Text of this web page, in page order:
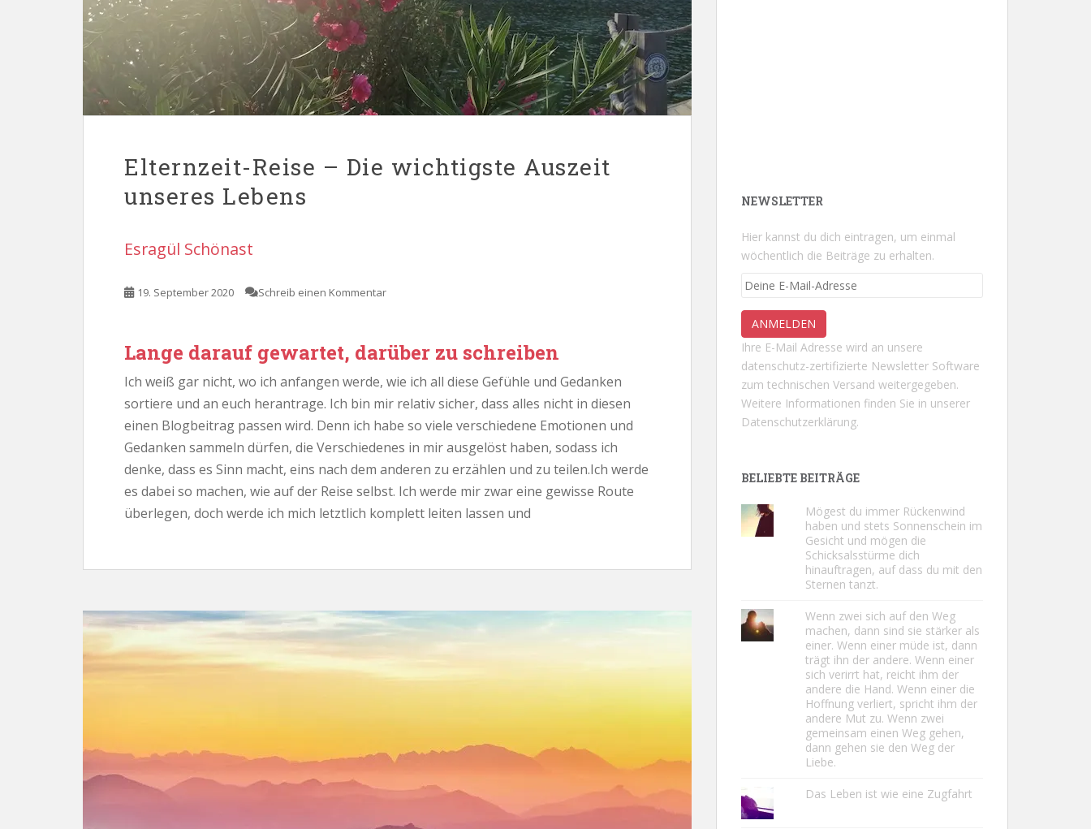
Elternzeit-Reise – Die wichtigste Auszeit
unseres Lebens
Esragül Schönast
19. September 2020 Schreib einen Kommentar
Lange darauf gewartet, darüber zu schreiben
Ich weiß gar nicht, wo ich anfangen werde, wie ich all diese Gefühle und Gedanken
sortiere und an euch herantrage. Ich bin mir relativ sicher, dass alles nicht in diesen
einen Blogbeitrag passen wird. Denn ich habe so viele verschiedene Emotionen und
Gedanken sammeln dürfen, die Verschiedenes in mir ausgelöst haben, sodass ich
denke, dass es Sinn macht, eins nach dem anderen zu erzählen und zu teilen.Ich werde
es dabei so machen, wie auf der Reise selbst. Ich werde mir zwar eine gewisse Route
überlegen, doch werde ich mich letztlich komplett leiten lassen und
NEWSLETTER
Hier kannst du dich eintragen, um einmal
wöchentlich die Beiträge zu erhalten.
Ihre E-Mail Adresse wird an unsere
datenschutz-zertifizierte Newsletter Software
zum technischen Versand weitergegeben.
Weitere Informationen finden Sie in unserer
Datenschutzerklärung.
BELIEBTE BEITRÄGE
Mögest du immer Rückenwind
haben und stets Sonnenschein im
Gesicht und mögen die
Schicksalsstürme dich
hinauftragen, auf dass du mit den
Sternen tanzt.
Wenn zwei sich auf den Weg
machen, dann sind sie stärker als
einer. Wenn einer müde ist, dann
trägt ihn der andere. Wenn einer
sich verirrt hat, reicht ihm der
andere die Hand. Wenn einer die
Hoffnung verliert, spricht ihm der
andere Mut zu. Wenn zwei
gemeinsam einen Weg gehen,
dann gehen sie den Weg der
Liebe.
Das Leben ist wie eine Zugfahrt